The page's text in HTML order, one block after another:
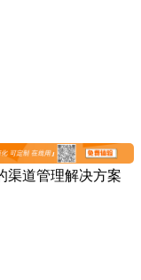
渠道管理解决方案